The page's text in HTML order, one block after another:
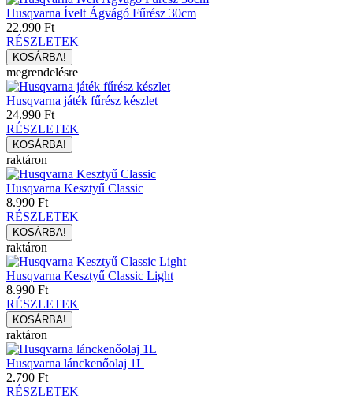
Husqvarna Ívelt Ágvágó Fűrész 30cm
22.990 Ft
RÉSZLETEK
megrendelésre
Husqvarna játék fűrész készlet
24.990 Ft
RÉSZLETEK
raktáron
Husqvarna Kesztyű Classic
8.990 Ft
RÉSZLETEK
raktáron
Husqvarna Kesztyű Classic Light
8.990 Ft
RÉSZLETEK
raktáron
Husqvarna lánckenőolaj 1L
2.790 Ft
RÉSZLETEK